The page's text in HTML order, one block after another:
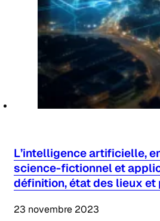
L’intelligence artificielle,
science-fictionnel et
définition, état des lieux
23 novembre 2023